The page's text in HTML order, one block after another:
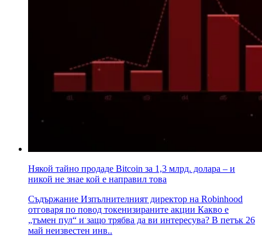
Някой тайно продаде Bitcoin за 1,3 млрд. долара – и
никой не знае кой е направил това
Съдържание Изпълнителният директор на Robinhood
отговаря по повод токенизираните акции Какво е
„тъмен пул“ и защо трябва да ви интересува? В петък 26
май неизвестен инв..